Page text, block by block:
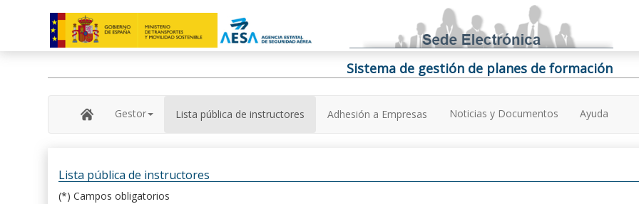
Sistema de gestión de planes de formación
Gestor Lista pública de instructores Adhesión a Empresas Noticias y Documentos Ayuda
Lista pública de instructores
(*) Campos obligatorios